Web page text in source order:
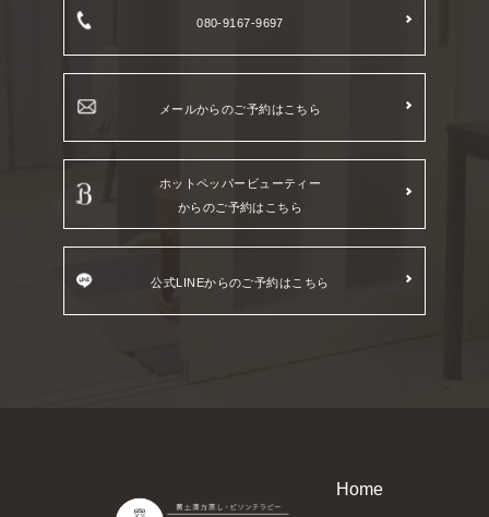
080-9167-9697
メールからのご予約はこちら
ホットペッパービューティー
からのご予約はこちら
公式LINEからのご予約はこちら
Home